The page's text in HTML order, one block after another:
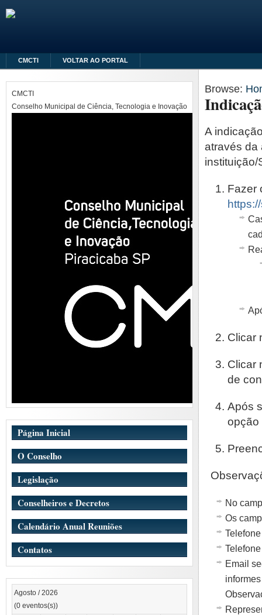
CMCTI VOLTAR AO PORTAL
Browse:
A
através da
instituição/
Fazer
Clicar
Clicar
de
Após
opção
No
Os
Email
CMCTI
Conselho Municipal de Ciência, Tecnologia e Inovação
Página Inicial
O Conselho
Legislação
Conselheiros e Decretos
Calendário Anual Reuniões
Contatos
Agosto / 2026
(0 eventos(s))